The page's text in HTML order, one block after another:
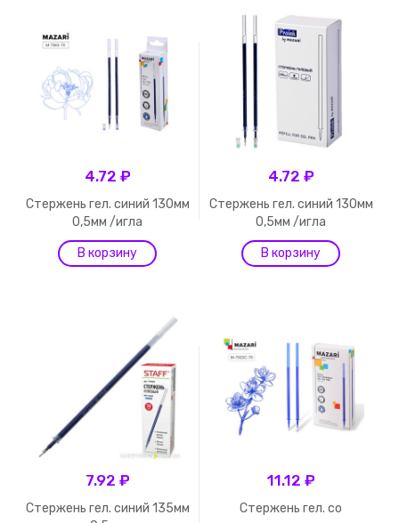
4.72 ₽
Стержень гел. синий 130мм
0,5мм /игла
4.72 ₽
Стержень гел. синий 130мм
0,5мм /игла
7.92 ₽
Стержень гел. синий 135мм
11.12 ₽
Стержень гел. со